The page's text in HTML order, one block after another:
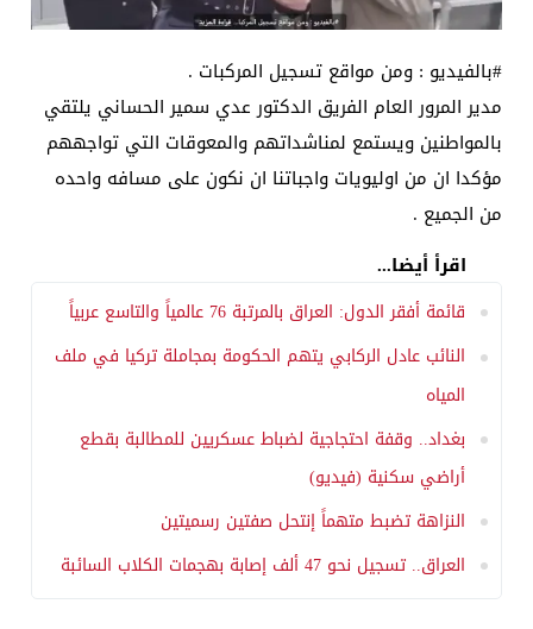
#بالفيديو : ومن مواقع تسجيل المركبات .
مدير المرور العام الفريق الدكتور عدي سمير الحساني يلتقي
بالمواطنين ويستمع لمناشداتهم والمعوقات التي تواجههم
مؤكدا ان من اوليويات واجباتنا ان نكون على مسافه واحده
من الجميع .
اقرأ أيضا...
قائمة أفقر الدول: العراق بالمرتبة 76 عالمياً والتاسع عربياً
النائب عادل الركابي يتهم الحكومة بمجاملة تركيا في ملف
المياه
بغداد.. وقفة احتجاجية لضباط عسكريين للمطالبة بقطع
أراضي سكنية (فيديو)
النزاهة تضبط متهماً إنتحل صفتين رسميتين
العراق.. تسجيل نحو 47 ألف إصابة بهجمات الكلاب السائبة